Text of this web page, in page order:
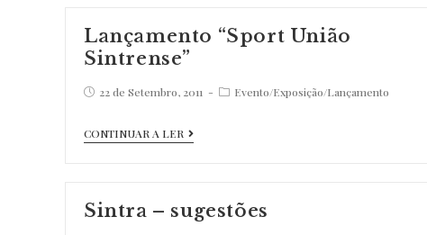
Lançamento “Sport União
Sintrense”
Post22 de Setembro, 2011
PostEvento/Exposição/Lançamento
CONTINUAR A LER
Lançamento
Sintrense”
Sintra – sugestões